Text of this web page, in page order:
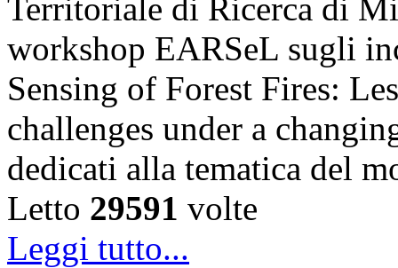
Territoriale di Ricerca di
workshop EARSeL sugli
Sensing of Forest Fires:
challenges under a
dedicati alla tematica del
Letto 29591 volte
Leggi tutto...